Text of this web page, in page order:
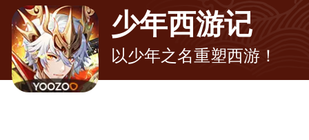
少年西游记
以少年之名重塑西游！